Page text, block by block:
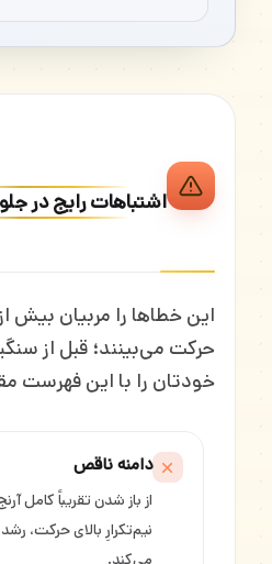
اشتباهات رایج در جلو
این خطاها را مربیان بیش
حرکت می‌بینند؛ قبل از
خودتان را با این فهرست
دامنه ناقص
از باز شدن تقریباً کامل
نیم‌تکرارِ بالای حرکت،